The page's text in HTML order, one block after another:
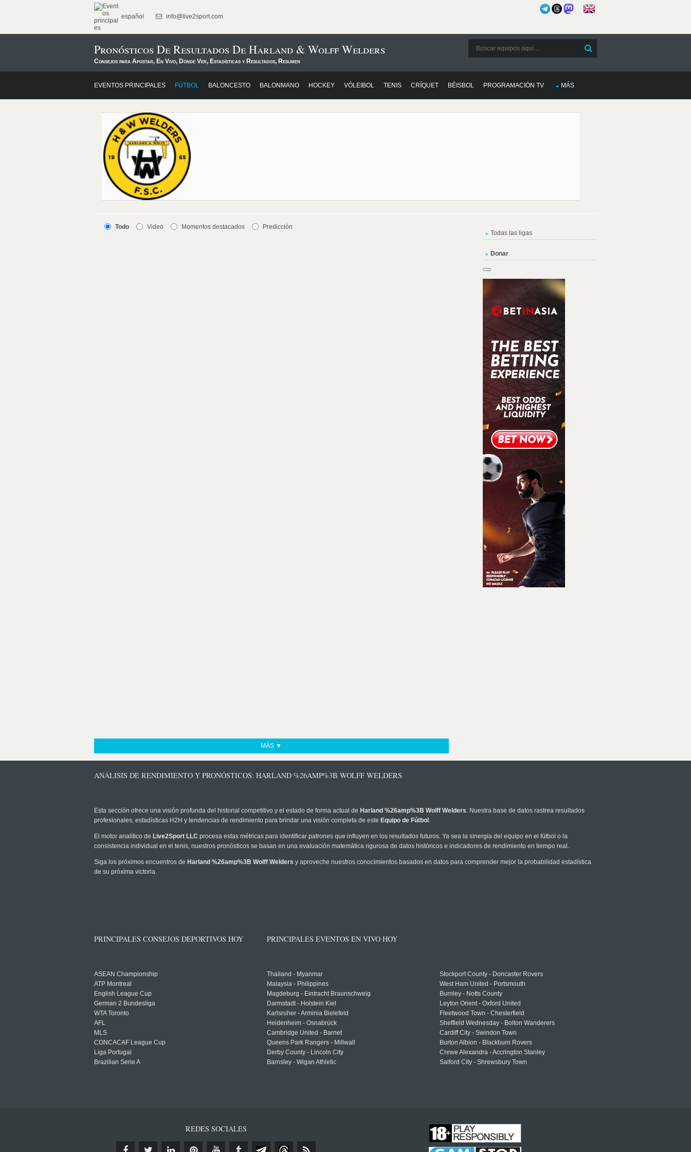
español info@live2sport.com
Pronósticos De Resultados De Harland & Wolff Welders
Consejos para Apostar, En Vivo, Dónde Ver, Estadísticas y Resultados, Resumen
EVENTOS PRINCIPALES FÚTBOL BALONCESTO BALONMANO HOCKEY VÓLEIBOL TENIS CRÍQUET BÉISBOL PROGRAMACIÓN TV MÁS
Todo Video Momentos destacados Predicción
MÁS ▼
Todas las ligas
Donar
ANÁLISIS DE RENDIMIENTO Y PRONÓSTICOS: HARLAND %26AMP%3B WOLFF WELDERS
Esta sección ofrece una visión profunda del historial competitivo y el estado de forma actual de Harland %26amp%3B Wolff Welders. Nuestra base de datos rastrea resultados
profesionales, estadísticas H2H y tendencias de rendimiento para brindar una visión completa de este Equipo de Fútbol .
El motor analítico de Live2Sport LLC procesa estas métricas para identificar patrones que influyen en los resultados futuros. Ya sea la sinergia del equipo en el fútbol o la
consistencia individual en el tenis, nuestros pronósticos se basan en una evaluación matemática rigurosa de datos históricos e indicadores de rendimiento en tiempo real.
Siga los próximos encuentros de Harland %26amp%3B Wolff Welders y aproveche nuestros conocimientos basados en datos para comprender mejor la probabilidad estadística
de su próxima victoria.
PRINCIPALES CONSEJOS DEPORTIVOS HOY
ASEAN Championship
ATP Montreal
English League Cup
German 2 Bundesliga
WTA Toronto
AFL
MLS
CONCACAF League Cup
Liga Portugal
Brazilian Serie A
PRINCIPALES EVENTOS EN VIVO HOY
Thailand - Myanmar
Malaysia - Philippines
Magdeburg - Eintracht Braunschweig
Darmstadt - Holstein Kiel
Karlsruher - Arminia Bielefeld
Heidenheim - Osnabrück
Cambridge United - Barnet
Queens Park Rangers - Millwall
Derby County - Lincoln City
Barnsley - Wigan Athletic
Stockport County - Doncaster Rovers
West Ham United - Portsmouth
Burnley - Notts County
Leyton Orient - Oxford United
Fleetwood Town - Chesterfield
Sheffield Wednesday - Bolton Wanderers
Cardiff City - Swindon Town
Burton Albion - Blackburn Rovers
Crewe Alexandra - Accrington Stanley
Salford City - Shrewsbury Town
REDES SOCIALES